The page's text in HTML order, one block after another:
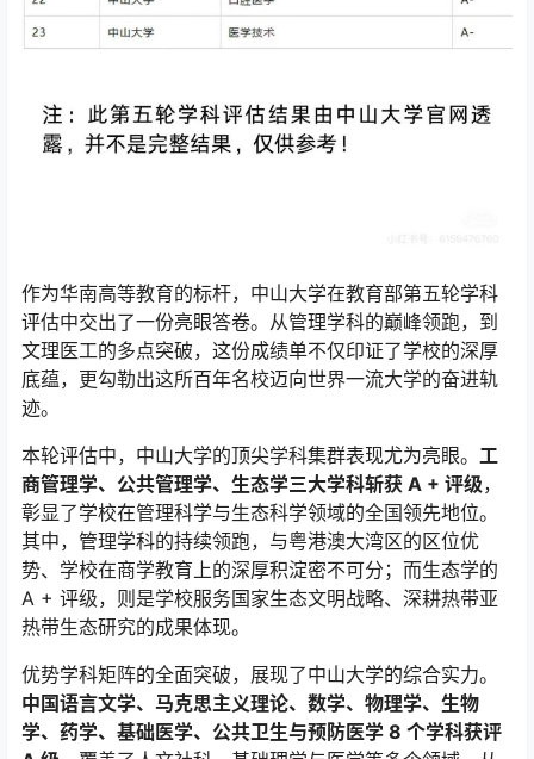
作为华南高等教育的标杆，中山大学在教育部第五轮学科
评估中交出了一份亮眼答卷。从管理学科的巅峰领跑，到
文理医工的多点突破，这份成绩单不仅印证了学校的深厚
底蕴，更勾勒出这所百年名校迈向世界一流大学的奋进轨
迹。
本轮评估中，中山大学的顶尖学科集群表现尤为亮眼。 工
商管理学、公共管理学、生态学三大学科斩获 A + 评级，
彰显了学校在管理科学与生态科学领域的全国领先地位。
其中，管理学科的持续领跑，与粤港澳大湾区的区位优
势、学校在商学教育上的深厚积淀密不可分；而生态学的
A + 评级，则是学校服务国家生态文明战略、深耕热带亚
热带生态研究的成果体现。
优势学科矩阵的全面突破，展现了中山大学的综合实力。
中国语言文学、马克思主义理论、数学、物理学、生物
学、药学、基础医学、公共卫生与预防医学 8 个学科获评